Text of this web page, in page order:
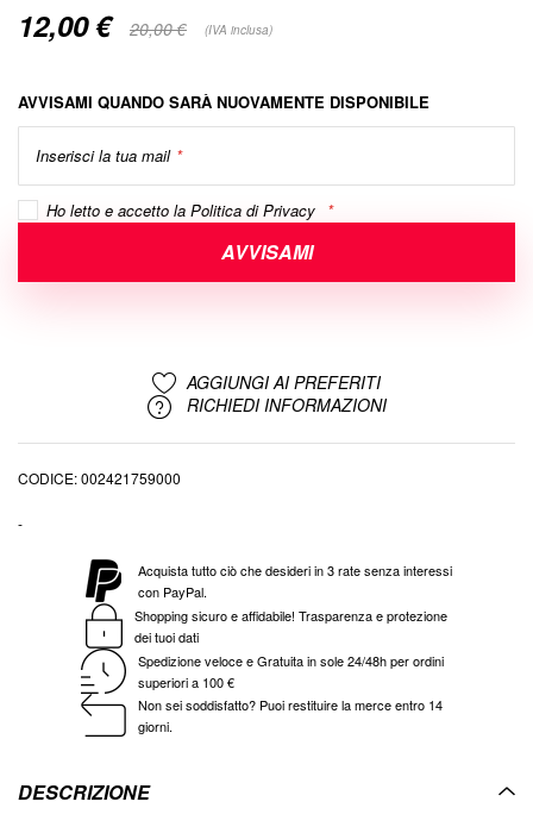
Special
Price
12,00 € 20,00 € (IVA inclusa)
AVVISAMI QUANDO SARÀ NUOVAMENTE DISPONIBILE
Inserisci la tua mail
Ho letto e accetto laPolitica di Privacy
AVVISAMI
AGGIUNGI AI PREFERITI
RICHIEDI INFORMAZIONI
CODICE 002421759000
-
Acquista tutto ciò che desideri in 3 rate senza interessi
con PayPal.
Shopping sicuro e affidabile! Trasparenza e protezione
dei tuoi dati
Spedizione veloce e Gratuita in sole 24/48h per ordini
superiori a 100 €
Non sei soddisfatto? Puoi restituire la merce entro 14
giorni.
DESCRIZIONE